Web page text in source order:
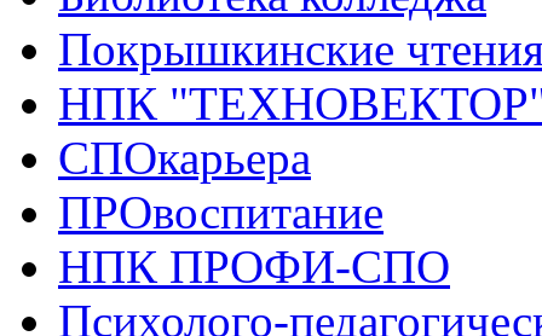
Покрышкинские
НПК
СПОкарьера
ПРОвоспитание
НПК ПРОФИ-СПО
Психолого-